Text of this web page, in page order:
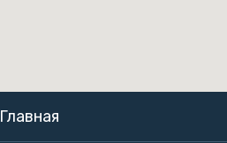
Главная